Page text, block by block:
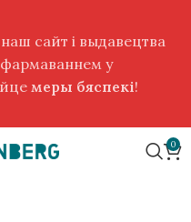
0
сайт і выдавецтва
фармаваннем у
меры бяспекі!